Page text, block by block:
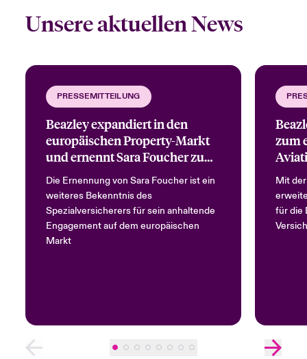
UnsereaktuellenNews
PRESSEMITTEILUNG
Beazley expandiert in den
europäischen Property-Markt
und ernennt Sara Foucher zum
Head of Commercial Property
Europe
Die Ernennung von Sara Foucher ist ein
weiteres Bekenntnis des
Spezialversicherers für sein anhaltende
Engagement auf dem europäischen
Markt
zum
Mit
für die